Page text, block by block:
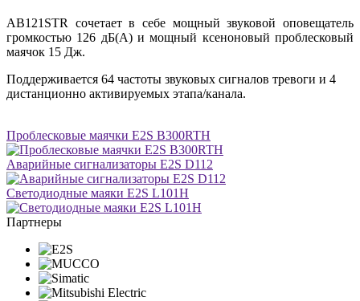
AB121STR сочетает в себе мощный звуковой оповещатель
громкостью 126 дБ(A) и мощный ксеноновый проблесковый
маячок 15 Дж.
Поддерживается 64 частоты звуковых сигналов тревоги и 4
дистанционно активируемых этапа/канала.
Проблесковые маячки E2S B300RTH
Аварийные сигнализаторы E2S D112
Светодиодные маяки E2S L101H
Партнеры